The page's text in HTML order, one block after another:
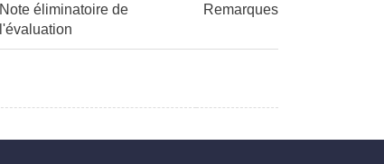
Note éliminatoire de
l'évaluation
Remarques